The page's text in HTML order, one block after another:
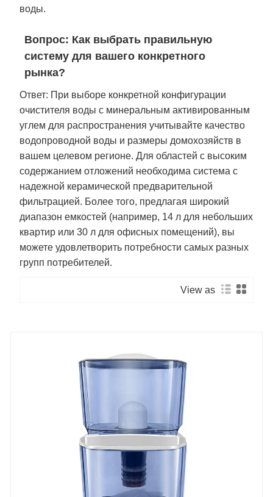
воды.
Вопрос: Как выбрать правильную
систему для вашего конкретного
рынка?
Ответ: При выборе конкретной конфигурации
очистителя воды с минеральным активированным
углем для распространения учитывайте качество
водопроводной воды и размеры домохозяйств в
вашем целевом регионе. Для областей с высоким
содержанием отложений необходима система с
надежной керамической предварительной
фильтрацией. Более того, предлагая широкий
диапазон емкостей (например, 14 л для небольших
квартир или 30 л для офисных помещений), вы
можете удовлетворить потребности самых разных
групп потребителей.
View as